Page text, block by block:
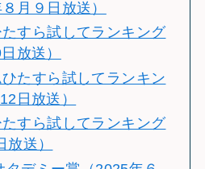
月９日放送）
すら試してランキング
放送）
たすら試してランキン
日放送）
すら試してランキング
放送）